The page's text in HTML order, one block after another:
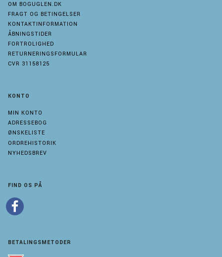
OM BOGUGLEN.DK
FRAGT OG BETINGELSER
KONTAKTINFORMATION
ÅBNINGSTIDER
FORTROLIGHED
RETURNERINGSFORMULAR
CVR 31158125
KONTO
MIN KONTO
ADRESSEBOG
ØNSKELISTE
ORDREHISTORIK
NYHEDSBREV
FIND OS PÅ
BETALINGSMETODER